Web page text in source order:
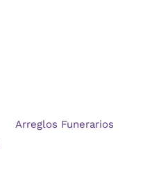
Arreglos Funerarios